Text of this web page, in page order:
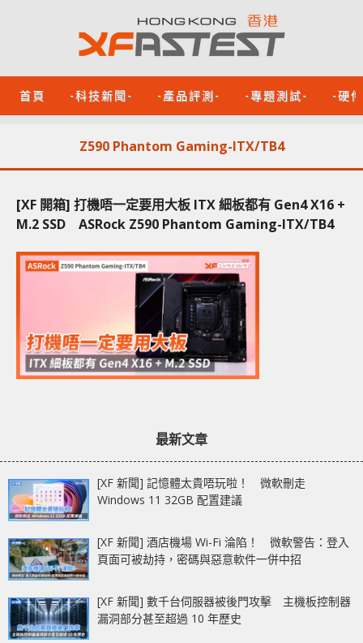
首頁 -科技新聞- -產品評測- -專題測試- -硬
Z590 Phantom Gaming-ITX/TB4
[XF 開箱] 打機唔一定要用大板 ITX 細板都有 Gen4 X16 +
M.2 SSD ASRock Z590 Phantom Gaming-ITX/TB4
最新文章
[XF 新聞] 記憶體太貴唔玩啦！ 微軟刪走
Windows 11 32GB 配置建議
[XF 新聞] 酒店機場 Wi-Fi 淪陷！ 微軟警告：登入
頁面可被劫持，密碼與惡意軟件一併中招
[XF 新聞] 數千台伺服器被後門攻擊 主機板控制器
漏洞部分甚至超過 10 年歷史